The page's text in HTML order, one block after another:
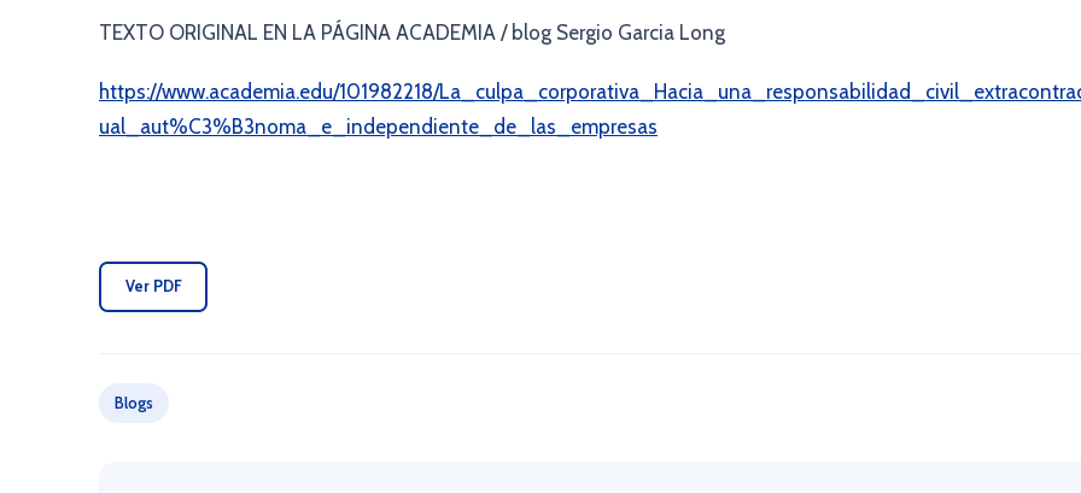
TEXTO ORIGINAL EN LA PÁGINA ACADEMIA / blog Sergio Garcia Long
https://www.academia.edu/101982218/
ual_aut%C3%B3noma_e_independiente_de_las_empresas
Ver PDF
Blogs